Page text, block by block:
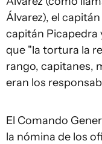
Álvarez), el
capitán Picapedra
que "la tortura la
rango, capitanes,
eran los
El Comando
la nómina de los